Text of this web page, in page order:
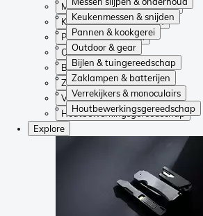
Keukenmessen & snijden
Pannen & kookgerei
Outdoor & gear
Bijlen & tuingereedschap
Zaklampen & batterijen
Verrekijkers & monoculairs
Houtbewerkingsgereedschap
Messen slijpen & onderhoud
Keukenmessen & snijden
Pannen & kookgerei
Outdoor & gear
Bijlen & tuingereedschap
Zaklampen & batterijen
Verrekijkers & monoculairs
Houtbewerkingsgereedschap
Explore